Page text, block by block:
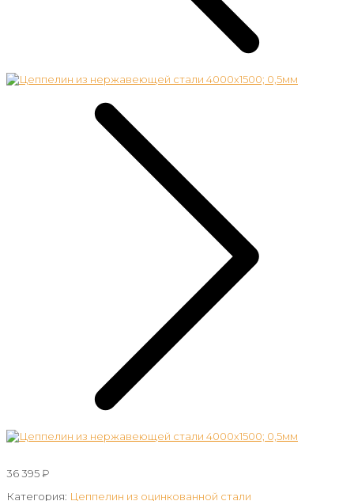
36 395₽
Категория: Цеппелин из оцинкованной стали